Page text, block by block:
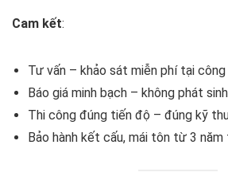
Cam kết:
Tư vấn – khảo sát miễn phí tại
Báo giá minh bạch – không phát sinh
Thi công đúng tiến độ – đúng kỹ
Bảo hành kết cấu, mái tôn từ 3